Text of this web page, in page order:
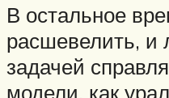
В остальное
расшевелить, и
задачей
модели, как